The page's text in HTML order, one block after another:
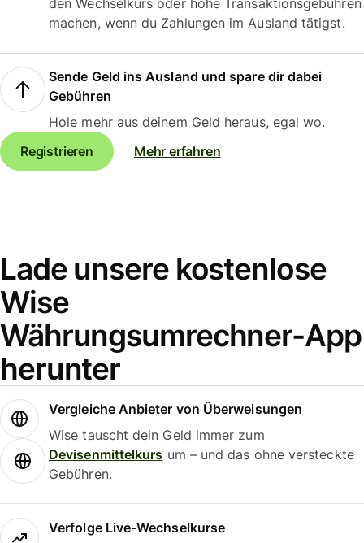
den Wechselkurs oder hohe Transaktionsgebühren
machen, wenn du Zahlungen im Ausland tätigst.
Sende Geld ins Ausland und spare dir dabei
Gebühren
Hole mehr aus deinem Geld heraus, egal wo.
Registrieren
Mehr erfahren
Lade unsere kostenlose
Wise
Währungsumrechner-App
herunter
Vergleiche Anbieter von Überweisungen
Wise tauscht dein Geld immer zum
Devisenmittelkurs um – und das ohne versteckte
Gebühren.
Verfolge Live-Wechselkurse